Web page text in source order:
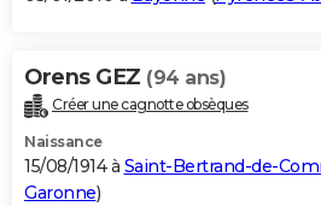
Orens GEZ (94 ans)
Créer une cagnotte obsèques
Naissance
15/08/1914 à Saint-Bertrand-de-
Garonne)